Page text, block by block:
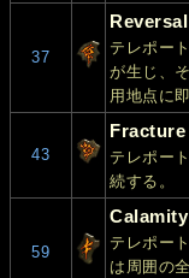
37
Reversal
テレポー
が生じ、
用地点に
43
Fracture
テレポー
続する。
59
Calamity
テレポー
は周囲の